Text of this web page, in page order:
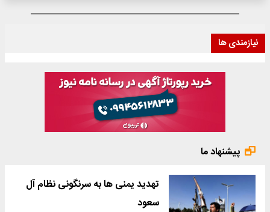
نیازمندی ها
پیشنهاد ما
تهدید یمنی ها به سرنگونی نظام آل
سعود